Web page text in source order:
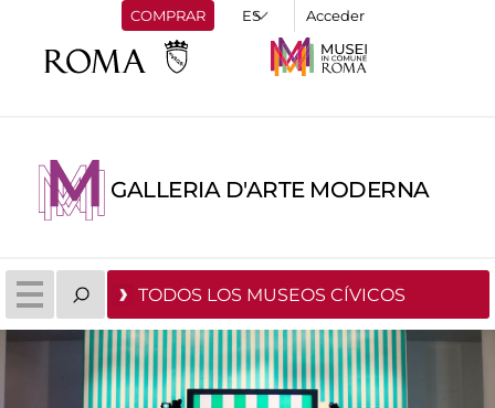
COMPRAR Acceder
GALLERIA D'ARTE MODERNA
TODOS LOS MUSEOS CÍVICOS